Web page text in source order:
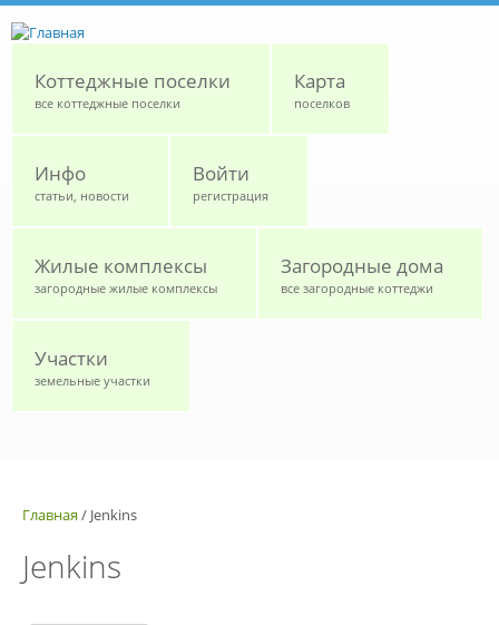
Коттеджные поселки
все коттеджные поселки
Карта
поселков
Инфо
статьи, новости
Войти
регистрация
Жилые комплексы
загородные жилые комплексы
Загородные дома
все загородные коттеджи
Участки
земельные участки
Главная / Jenkins
Jenkins